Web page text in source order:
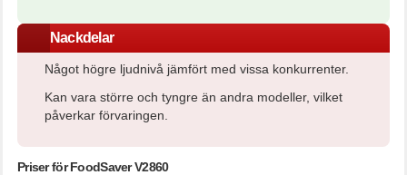
Nackdelar
Något högre ljudnivå jämfört med vissa konkurrenter.
Kan vara större och tyngre än andra modeller, vilket
påverkar förvaringen.
Priser för FoodSaver V2860